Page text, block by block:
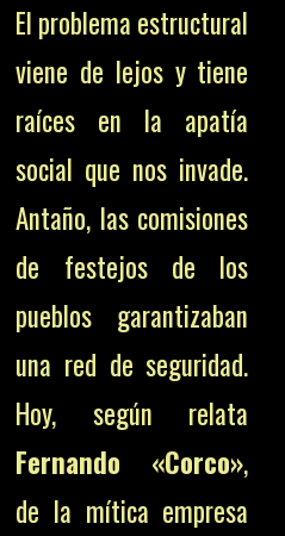
El problema estructural
viene de lejos y tiene
raíces en la apatía
social que nos invade.
Antaño, las comisiones
de festejos de los
pueblos garantizaban
una red de seguridad.
Hoy, según relata
Fernando «Corco»,
de la mítica empresa